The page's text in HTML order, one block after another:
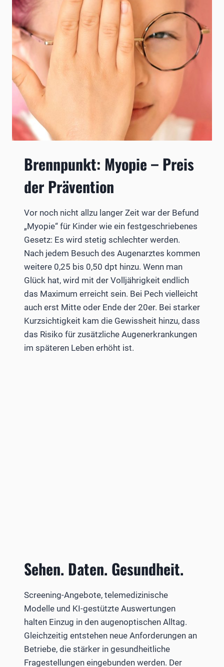
Brennpunkt: Myopie – Preis
der Prävention
Vor noch nicht allzu langer Zeit war der Befund
„Myopie“ für Kinder wie ein festgeschriebenes
Gesetz: Es wird stetig schlechter werden.
Nach jedem Besuch des Augenarztes kommen
weitere 0,25 bis 0,50 dpt hinzu. Wenn man
Glück hat, wird mit der Volljährigkeit endlich
das Maximum erreicht sein. Bei Pech vielleicht
auch erst Mitte oder Ende der 20er. Bei starker
Kurzsichtigkeit kam die Gewissheit hinzu, dass
das Risiko für zusätzliche Augenerkrankungen
im späteren Leben erhöht ist.
Sehen. Daten. Gesundheit.
Screening-Angebote, telemedizinische
Modelle und KI-gestützte Auswertungen
halten Einzug in den augenoptischen Alltag.
Gleichzeitig entstehen neue Anforderungen an
Betriebe, die stärker in gesundheitliche
Fragestellungen eingebunden werden. Der